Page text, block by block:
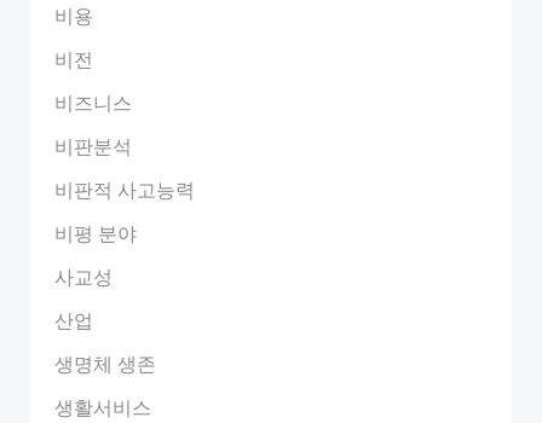
비용
비전
비즈니스
비판분석
비판적 사고능력
비평 분야
사교성
산업
생명체 생존
생활서비스